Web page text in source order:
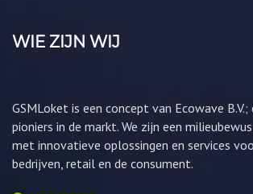
WIE ZIJN WIJ
GSMLoket is een concept van Ecowave B.V.;
pioniers in de markt. We zijn een
met innovatieve oplossingen en services
bedrijven, retail en de consument.